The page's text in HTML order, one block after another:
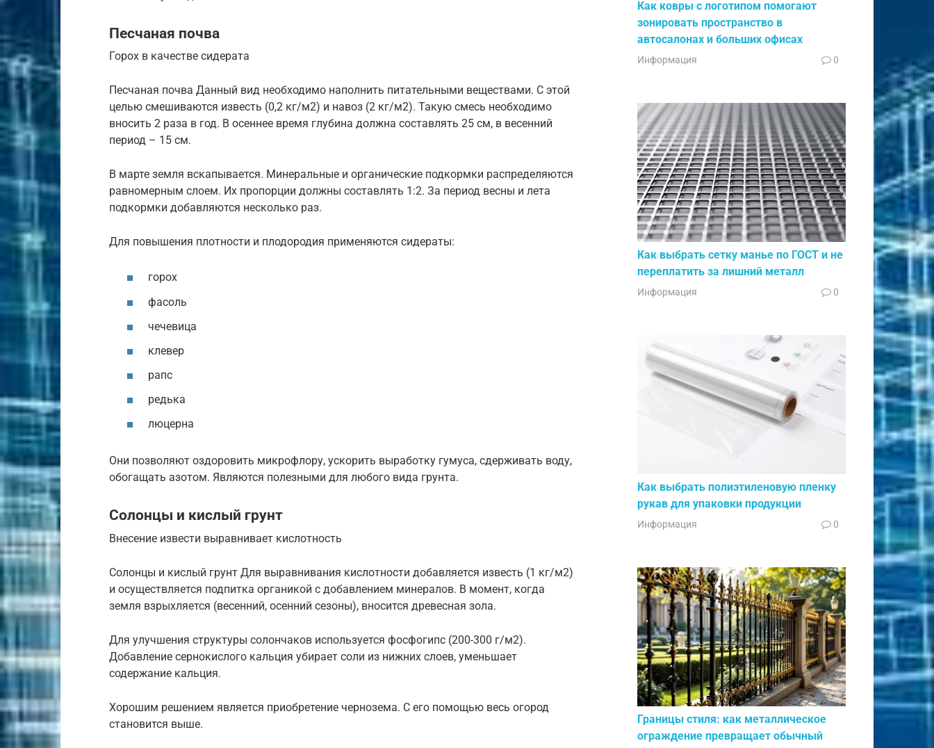
Песчаная почва
Горох в качестве сидерата
Песчаная почва Данный вид необходимо наполнить питательными веществами. С этой
целью смешиваются известь (0,2 кг/м2) и навоз (2 кг/м2). Такую смесь необходимо
вносить 2 раза в год. В осеннее время глубина должна составлять 25 см, в весенний
период – 15 см.
В марте земля вскапывается. Минеральные и органические подкормки распределяются
равномерным слоем. Их пропорции должны составлять 1:2. За период весны и лета
подкормки добавляются несколько раз.
Для повышения плотности и плодородия применяются сидераты:
горох
фасоль
чечевица
клевер
рапс
редька
люцерна
Они позволяют оздоровить микрофлору, ускорить выработку гумуса, сдерживать воду,
обогащать азотом. Являются полезными для любого вида грунта.
Солонцы и кислый грунт
Внесение извести выравнивает кислотность
Солонцы и кислый грунт Для выравнивания кислотности добавляется известь (1 кг/м2)
и осуществляется подпитка органикой с добавлением минералов. В момент, когда
земля взрыхляется (весенний, осенний сезоны), вносится древесная зола.
Для улучшения структуры солончаков используется фосфогипс (200-300 г/м2).
Добавление сернокислого кальция убирает соли из нижних слоев, уменьшает
содержание кальция.
Хорошим решением является приобретение чернозема. С его помощью весь огород
становится выше.
Как ковры с логотипом помогают
зонировать пространство в
автосалонах и больших офисах
Информация 0
Как выбрать сетку манье по ГОСТ и не
переплатить за лишний металл
Информация 0
Как выбрать полиэтиленовую пленку
рукав для упаковки продукции
Информация 0
Границы стиля: как металлическое
ограждение превращает обычный